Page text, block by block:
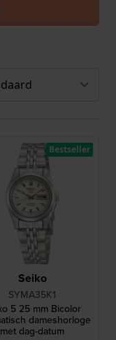
Seiko
SYMA35K1
5 25 mm Bicolor
dameshorloge
met dag-datum
Bestseller